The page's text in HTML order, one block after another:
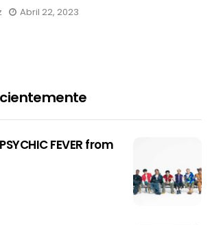
Abril 22, 2023
FEVER from